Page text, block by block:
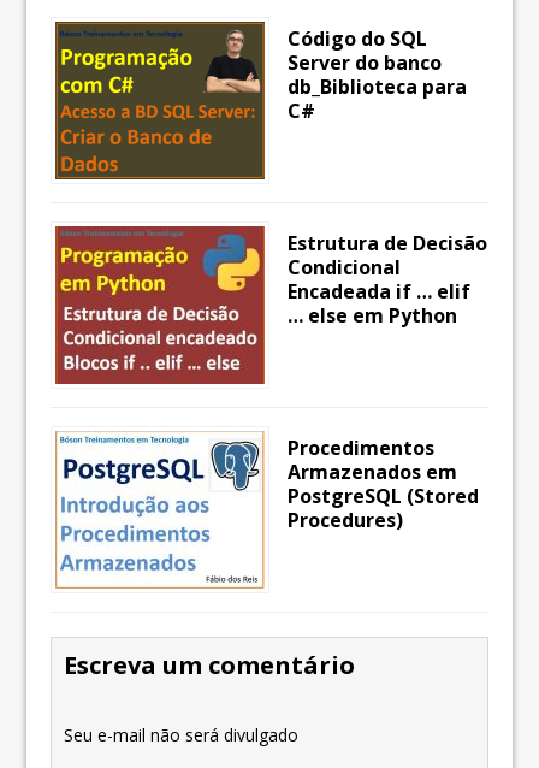
Código do SQL
Server do banco
db_Biblioteca para
C#
Estrutura de Decisão
Condicional
Encadeada if … elif
… else em Python
Procedimentos
Armazenados em
PostgreSQL (Stored
Procedures)
Escreva um comentário
Seu e-mail não será divulgado